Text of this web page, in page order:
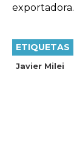
exportadora.
ETIQUETAS
Javier Milei